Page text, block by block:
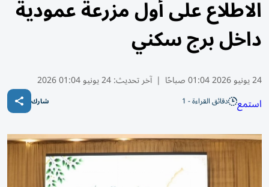
الاطلاع على أول مزرعة عمودية
داخل برج سكني
24 يونيو 2026 01:04 صباحًا | آخر تحديث:24 يونيو 01:04 2026
استمع دقائق القراءة - 1 شارك